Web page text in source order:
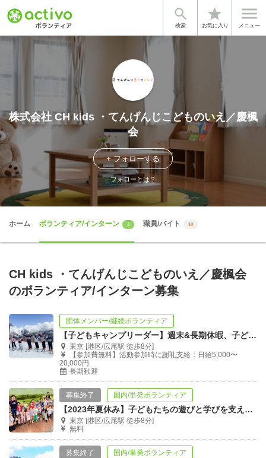

検索
star
お気に入り

メニュー
株式会社 CH kids ・てんげんじこどものいえ／慶楓
会
+ フォローする
フォローとは？
ホーム ボランティア/インターン 4 職員/バイト 10
CH kids ・てんげんじこどものいえ／慶楓会
のボランティア/インターン募集
団体メンバー/継続ボランティア
【子どもキャンプリーダー】週末&長期休暇、子どもたちと大自然へ出かけよう！
東京 [港区/広尾駅 徒歩8分]
【参加費無料】活動参加時に謝礼支給：日給5,000〜
20,000円
長期歓迎
募集終了 国内/単発ボランティア
【2023年夏休み】子どもたちの遊びと学びを支える、学童保育ボランティア大募集！
東京 [港区/広尾駅 徒歩8分]
無料
募集終了 国内/単発ボランティア